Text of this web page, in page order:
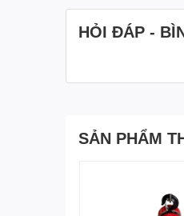
Xích được
Vỏ: Vỏ của pa lăng
bộ phận bên trong.
HỎI ĐÁP -
SẢN PHẨM